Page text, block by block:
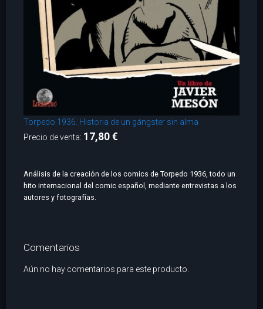
Torpedo 1936. Historia de un gángster sin alma
Precio de venta: 17,80 €
Análisis de la creación de los comics de Torpedo 1936, todo un
hito internacional del comic español, mediante entrevistas a los
autores y fotografías.
Comentarios
Aún no hay comentarios para este producto.